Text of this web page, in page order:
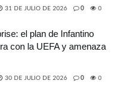
31 DE JULIO DE 2026 0 0
el plan de Infantino
con la UEFA y amenaza
30 DE JULIO DE 2026 0 0